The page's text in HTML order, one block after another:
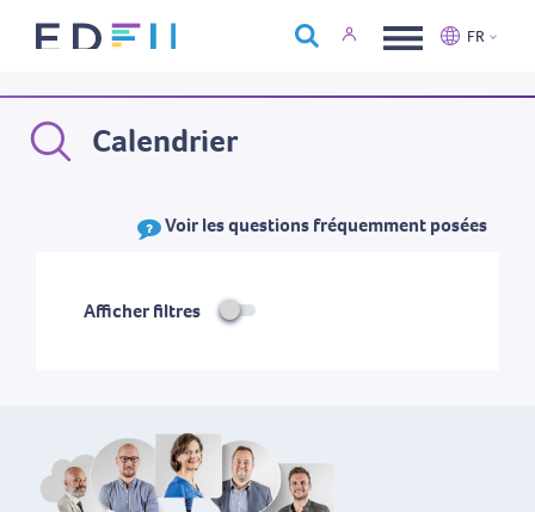
À propos d'Edfin
FR
Voir les questions fréquemment posées
Calendrier
Afficher filtres